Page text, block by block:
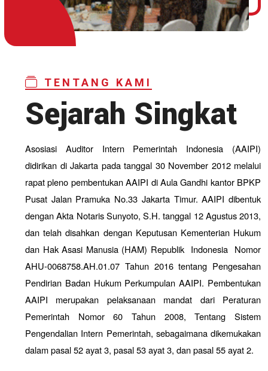
TENTANG KAMI
Sejarah Singkat
Asosiasi Auditor Intern Pemerintah Indonesia (AAIPI)
didirikan di Jakarta pada tanggal 30 November 2012 melalui
rapat pleno pembentukan AAIPI di Aula Gandhi kantor BPKP
Pusat Jalan Pramuka No.33 Jakarta Timur.AAIPI dibentuk
dengan Akta Notaris Sunyoto, S.H. tanggal 12 Agustus 2013,
dan telah disahkan dengan Keputusan Kementerian Hukum
dan Hak Asasi Manusia (HAM) Republik Indonesia Nomor
AHU-0068758.AH.01.07 Tahun 2016 tentang Pengesahan
Pendirian Badan Hukum Perkumpulan AAIPI. Pembentukan
AAIPI merupakan pelaksanaan mandat dari Peraturan
Pemerintah Nomor 60 Tahun 2008, Tentang Sistem
Pengendalian Intern Pemerintah, sebagaimana dikemukakan
dalam pasal 52 ayat 3, pasal 53 ayat 3, dan pasal 55 ayat 2.